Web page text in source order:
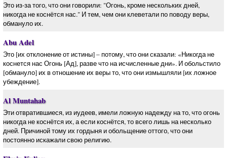
Это из-за того, что они говорили: "Огонь, кроме нескольких дней,
никогда не коснётся нас." И тем, чем они клеветали по поводу веры,
обмануло их.
Abu Adel
Это [их отклонение от истины] – потому, что они сказали: «Никогда не
коснется нас Огонь [Ад], разве что на исчисленные дни». И обольстило
[обмануло] их в отношение их веры то, что они измышляли [их ложное
убеждение].
Al Muntahab
Эти отвратившиеся, из иудеев, имели ложную надежду на то, что огонь
никогда не коснётся их, а если коснётся, то всего лишь на несколько
дней. Причиной тому их гордыня и обольщение оттого, что они
постоянно искажали свою религию.